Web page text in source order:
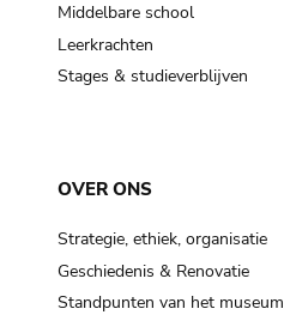
Middelbare school
Leerkrachten
Stages & studieverblijven
OVER ONS
Strategie, ethiek, organisatie
Geschiedenis & Renovatie
Standpunten van het museum